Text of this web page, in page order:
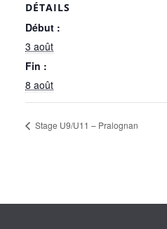
DÉTAILS
Début :
3 août
Fin :
8 août
Stage U9/U11 – Pralognan